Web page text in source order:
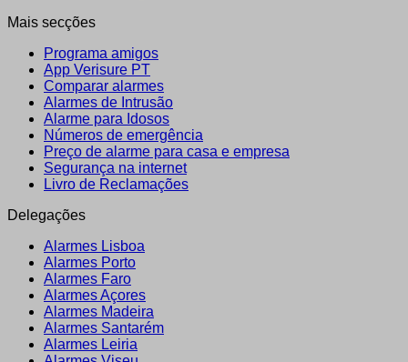
Mais secções
Programa amigos
App Verisure PT
Comparar alarmes
Alarmes de Intrusão
Alarme para Idosos
Números de emergência
Preço de alarme para casa e empresa
Segurança na internet
Livro de Reclamações
Delegações
Alarmes Lisboa
Alarmes Porto
Alarmes Faro
Alarmes Açores
Alarmes Madeira
Alarmes Santarém
Alarmes Leiria